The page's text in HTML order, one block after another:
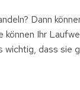
Dann
Ihr
dass sie